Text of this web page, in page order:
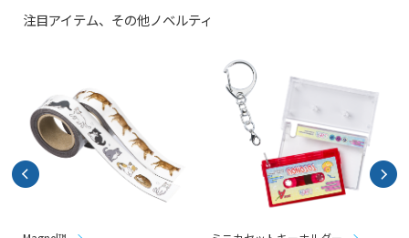
注目アイテム、 その他ノベルティ